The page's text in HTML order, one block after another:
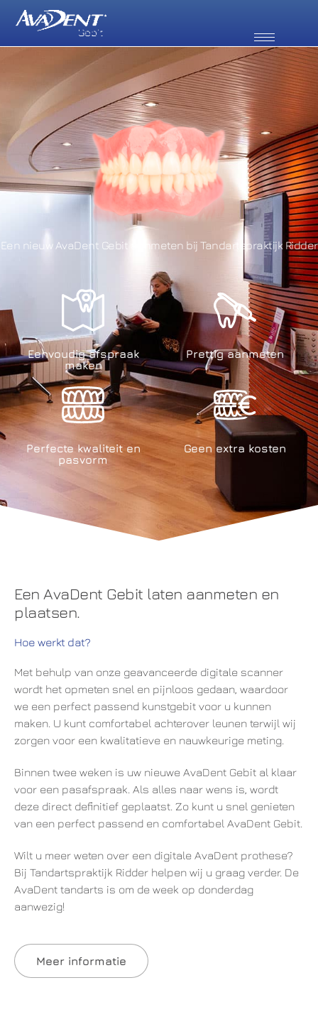
Een nieuw AvaDent Gebit aanmeten bij Tandartspraktijk Ridder
Eenvoudig afspraak
maken
Prettig aanmeten
Perfecte kwaliteit en
pasvorm
Geen extra kosten
Een AvaDent Gebit laten aanmeten en
plaatsen.
Hoe werkt dat?
Met behulp van onze geavanceerde digitale scanner
wordt het opmeten snel en pijnloos gedaan, waardoor
we een perfect passend kunstgebit voor u kunnen
maken. U kunt comfortabel achterover leunen terwijl wij
zorgen voor een kwalitatieve en nauwkeurige meting.
Binnen twee weken is uw nieuwe AvaDent Gebit al klaar
voor een pasafspraak. Als alles naar wens is, wordt
deze direct definitief geplaatst. Zo kunt u snel genieten
van een perfect passend en comfortabel AvaDent Gebit.
Wilt u meer weten over een digitale AvaDent prothese?
Bij Tandartspraktijk Ridder helpen wij u graag verder. De
AvaDent tandarts is om de week op donderdag
aanwezig!
Meer informatie